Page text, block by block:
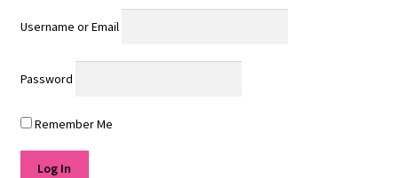
Username or Email
Password
Remember Me